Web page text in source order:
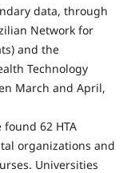
data, through
Network for
and the
Technology
March and April,
62 HTA
organizations and
Universities